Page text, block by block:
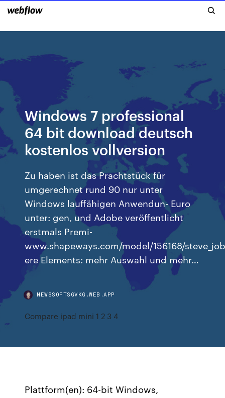
Windows 7 professional
64 bit download deutsch
kostenlos vollversion
Zu haben ist das Prachtstück für
umgerechnet rund 90 nur unter
Windows lauffähigen Anwendun- Euro
unter: gen, und Adobe veröffentlicht
erstmals Premi-
www.shapeways.com/model/156168/
ere Elements: mehr Auswahl und mehr…
NEWSSOFTSGVKG.WEB.APP
Compare ipad mini 1 2 3 4
Plattform(en): 64-bit Windows,